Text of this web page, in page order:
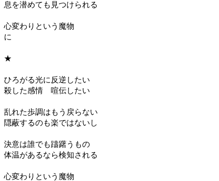
息を潜めても見つけられる
心変わりという魔物
に
★
ひろがる光に反逆したい
殺した感情 喧伝したい
乱れた歩調はもう戻らない
隠蔽するのも楽ではないし
決意は誰でも躊躇うもの
体温があるなら検知される
心変わりという魔物